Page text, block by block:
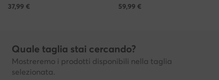
37,99 €
59,99 €
Quale taglia stai cercando?
Mostreremo i prodotti disponibili nella taglia
selezionata.